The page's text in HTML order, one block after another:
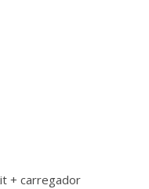
+ carregador